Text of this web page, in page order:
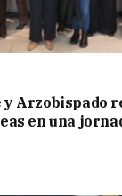
y Arzobispado
en una